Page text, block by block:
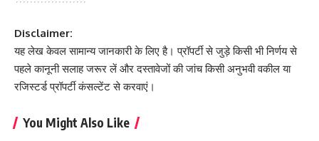
Disclaimer:
यह लेख केवल सामान्य जानकारी के लिए है। प्रॉपर्टी से जुड़े किसी भी निर्णय से
पहले कानूनी सलाह जरूर लें और दस्तावेजों की जांच किसी अनुभवी वकील या
रजिस्टर्ड प्रॉपर्टी कंसल्टेंट से करवाएं।
You Might Also Like